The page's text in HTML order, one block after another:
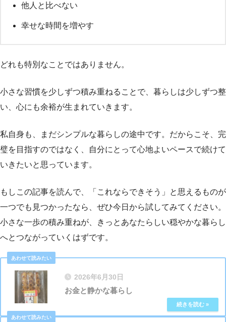
他人と比べない
幸せな時間を増やす
どれも特別なことではありません。
小さな習慣を少しずつ積み重ねることで、暮らしは少しずつ整
い、心にも余裕が生まれていきます。
私自身も、まだシンプルな暮らしの途中です。だからこそ、完
璧を目指すのではなく、自分にとって心地よいペースで続けて
いきたいと思っています。
もしこの記事を読んで、「これならできそう」と思えるものが
一つでも見つかったなら、ぜひ今日から試してみてください。
小さな一歩の積み重ねが、きっとあなたらしい穏やかな暮らし
へとつながっていくはずです。
2026年6月30日
お金と静かな暮らし